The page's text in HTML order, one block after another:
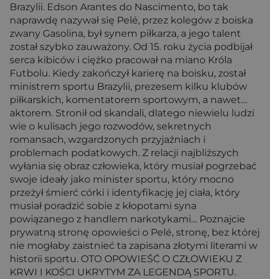
Brazylii. Edson Arantes do Nascimento, bo tak
naprawdę nazywał się Pelé, przez kolegów z boiska
zwany Gasolina, był synem piłkarza, a jego talent
został szybko zauważony. Od 15. roku życia podbijał
serca kibiców i ciężko pracował na miano Króla
Futbolu. Kiedy zakończył karierę na boisku, został
ministrem sportu Brazylii, prezesem kilku klubów
piłkarskich, komentatorem sportowym, a nawet…
aktorem. Stronił od skandali, dlatego niewielu ludzi
wie o kulisach jego rozwodów, sekretnych
romansach, wzgardzonych przyjaźniach i
problemach podatkowych. Z relacji najbliższych
wyłania się obraz człowieka, który musiał pogrzebać
swoje ideały jako minister sportu, który mocno
przeżył śmierć córki i identyfikację jej ciała, który
musiał poradzić sobie z kłopotami syna
powiązanego z handlem narkotykami… Poznajcie
prywatną stronę opowieści o Pelé, stronę, bez której
nie mogłaby zaistnieć ta zapisana złotymi literami w
historii sportu. OTO OPOWIEŚĆ O CZŁOWIEKU Z
KRWI I KOŚCI UKRYTYM ZA LEGENDĄ SPORTU.